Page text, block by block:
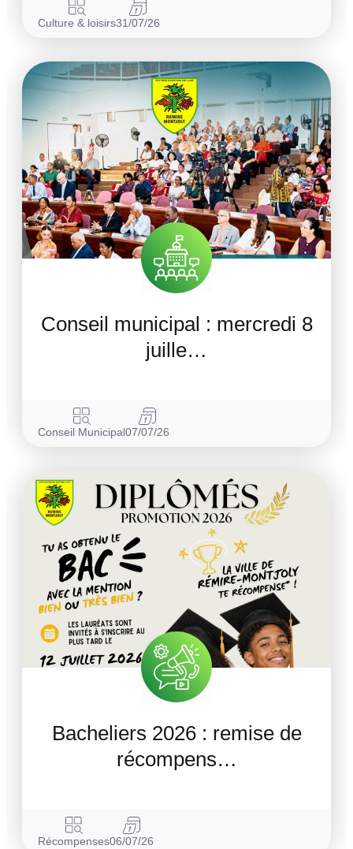
Culture & loisirs31/07/26
Conseil municipal : mercredi 8
juille…
Conseil Municipal07/07/26
Bacheliers 2026 : remise de
récompens…
Récompenses06/07/26